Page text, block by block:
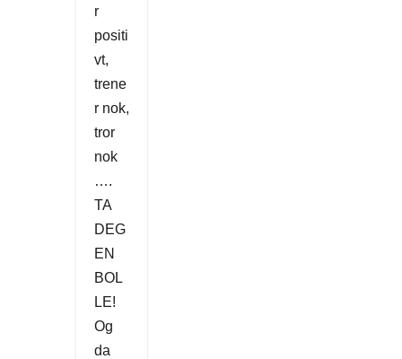
r
positi
vt,
trene
r nok,
tror
nok
….
TA
DEG
EN
BOL
LE!
Og
da